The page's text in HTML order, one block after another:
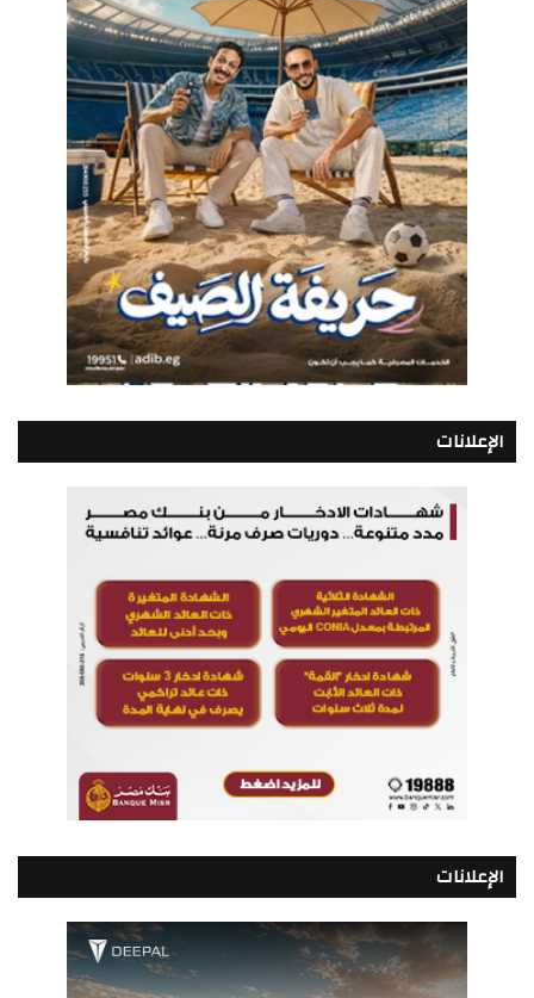
الإعلانات
الإعلانات